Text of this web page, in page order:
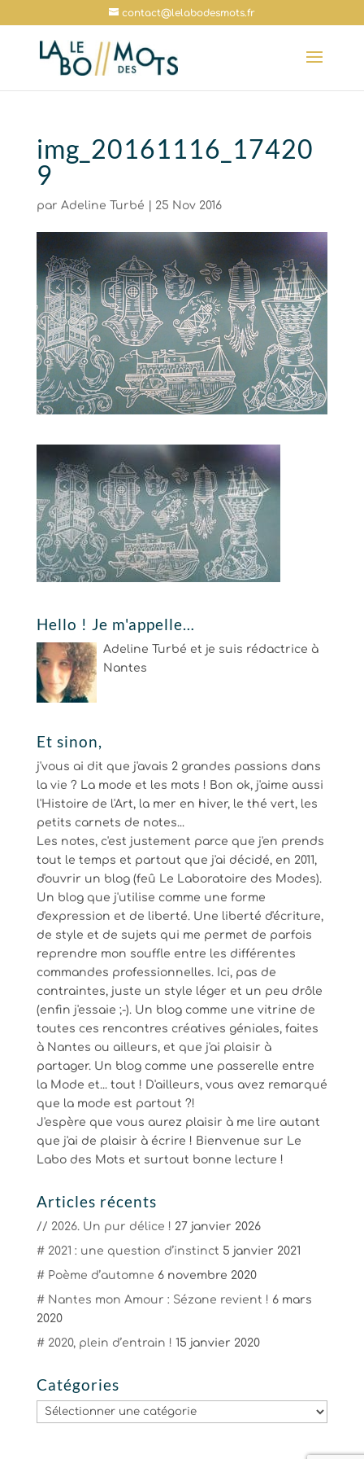
contact@lelabodesmots.fr
img_20161116_17420
9
par Adeline Turbé 25 Nov 2016
Hello ! Je m'appelle…
Adeline Turbé et je suis rédactrice à
Nantes
Et sinon,
j'vous ai dit que j'avais 2 grandes passions dans
la vie ? La mode et les mots ! Bon ok, j'aime aussi
l'Histoire de l'Art, la mer en hiver, le thé vert, les
petits carnets de notes...
Les notes, c'est justement parce que j'en prends
tout le temps et partout que j'ai décidé, en 2011,
d'ouvrir un blog (feû Le Laboratoire des Modes).
Un blog que j'utilise comme une forme
d'expression et de liberté. Une liberté d'écriture,
de style et de sujets qui me permet de parfois
reprendre mon souffle entre les différentes
commandes professionnelles. Ici, pas de
contraintes, juste un style léger et un peu drôle
(enfin j'essaie ;-). Un blog comme une vitrine de
toutes ces rencontres créatives géniales, faites
à Nantes ou ailleurs, et que j'ai plaisir à
partager. Un blog comme une passerelle entre
la Mode et... tout ! D'ailleurs, vous avez remarqué
que la mode est partout ?!
J'espère que vous aurez plaisir à me lire autant
que j'ai de plaisir à écrire ! Bienvenue sur Le
Labo des Mots et surtout bonne lecture !
Articles récents
// 2026. Un pur délice ! 27 janvier 2026
# 2021 : une question d’instinct 5 janvier 2021
# Poème d’automne 6 novembre 2020
# Nantes mon Amour : Sézane revient ! 6 mars
2020
# 2020, plein d’entrain ! 15 janvier 2020
Catégories
Catégories